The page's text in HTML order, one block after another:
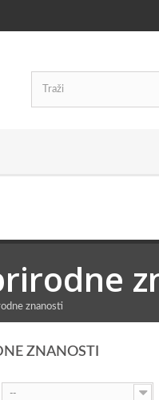
znanosti
ZNANOSTI
--